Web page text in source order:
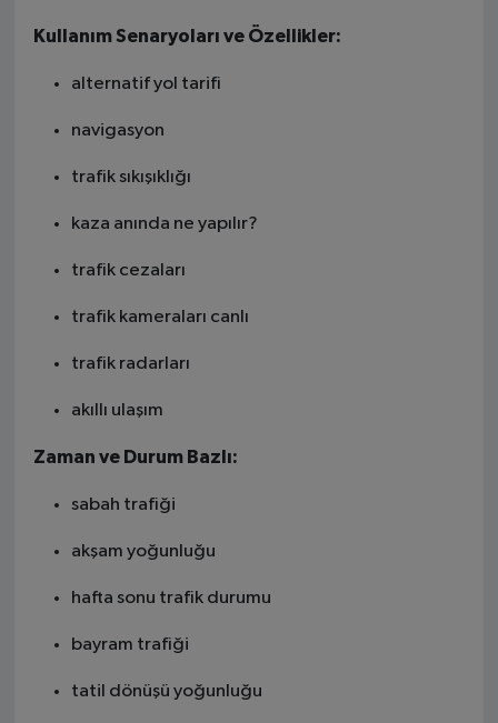
Kullanım Senaryoları ve Özellikler:
alternatif yol tarifi
navigasyon
trafik sıkışıklığı
kaza anında ne yapılır?
trafik cezaları
trafik kameraları canlı
trafik radarları
akıllı ulaşım
Zaman ve Durum Bazlı:
sabah trafiği
akşam yoğunluğu
hafta sonu trafik durumu
bayram trafiği
tatil dönüşü yoğunluğu